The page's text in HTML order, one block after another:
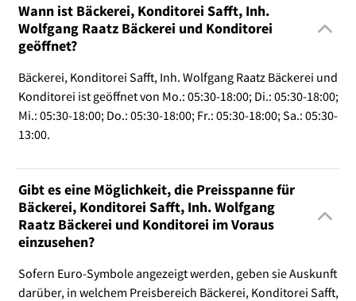
Wann ist Bäckerei, Konditorei Safft, Inh.
Wolfgang Raatz Bäckerei und Konditorei
geöffnet?
Bäckerei, Konditorei Safft, Inh. Wolfgang Raatz Bäckerei und
Konditorei ist geöffnet von Mo.: 05:30-18:00; Di.: 05:30-18:00;
Mi.: 05:30-18:00; Do.: 05:30-18:00; Fr.: 05:30-18:00; Sa.: 05:30-
13:00.
Gibt es eine Möglichkeit, die Preisspanne für
Bäckerei, Konditorei Safft, Inh. Wolfgang
Raatz Bäckerei und Konditorei im Voraus
einzusehen?
Sofern Euro-Symbole angezeigt werden, geben sie Auskunft
darüber, in welchem Preisbereich Bäckerei, Konditorei Safft,